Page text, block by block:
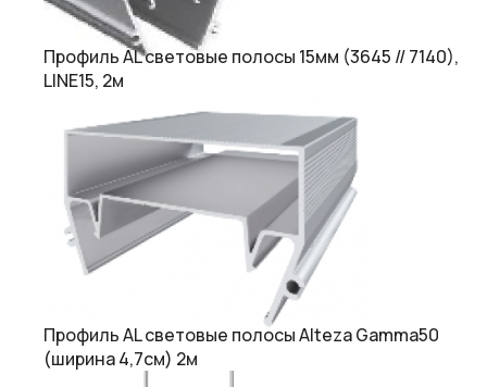
Профиль AL световые полосы 15мм (3645 // 7140),
LINE15, 2м
Профиль AL световые полосы Alteza Gamma50
(ширина 4,7cм) 2м